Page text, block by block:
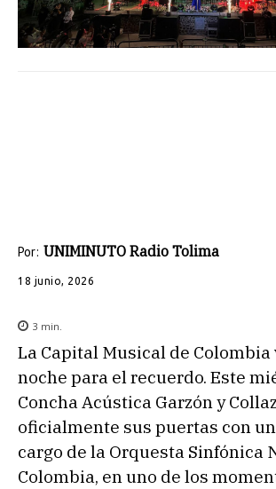
Por: UNIMINUTO Radio Tolima
18 junio, 2026
3 min.
La Capital Musical de Colombia
noche para el recuerdo. Este
Concha Acústica Garzón y
oficialmente sus puertas con
cargo de la Orquesta Sinfónica
Colombia, en uno de los